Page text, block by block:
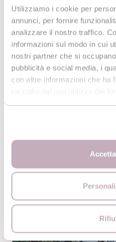
Utilizziamo i cookie per
annunci, per fornire
analizzare il nostro traffico.
informazioni sul modo in cui
nostri partner che si
pubblicità e social media, i
con altre informazioni che ha
Nell’offerta di MoMi troverai tutto il
Attualmente in offerta ci sono 10
seggiolini auto, sdraiette e altalene,
tappeti da gioco, lettini e accessori.
nostro portfolio è in continuo sviluppo